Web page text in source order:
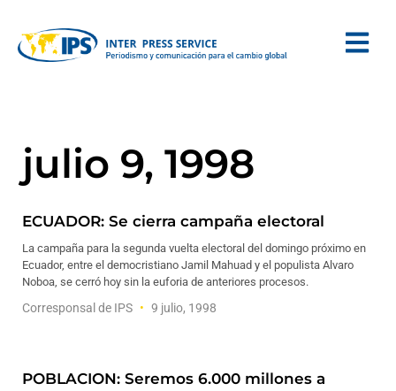
julio 9, 1998
ECUADOR: Se cierra campaña electoral
La campaña para la segunda vuelta electoral del domingo próximo en
Ecuador, entre el democristiano Jamil Mahuad y el populista Alvaro
Noboa, se cerró hoy sin la euforia de anteriores procesos.
Corresponsal de IPS 9 julio, 1998
POBLACION: Seremos 6.000 millones a